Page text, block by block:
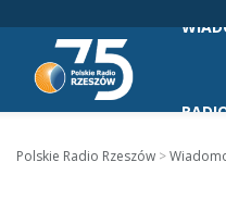
Polskie Radio Rzeszów >